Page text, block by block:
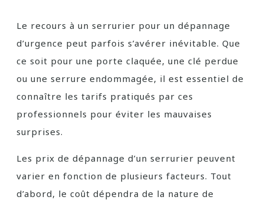
Le recours à un serrurier pour un dépannage
d’urgence peut parfois s’avérer inévitable. Que
ce soit pour une porte claquée, une clé perdue
ou une serrure endommagée, il est essentiel de
connaître les tarifs pratiqués par ces
professionnels pour éviter les mauvaises
surprises.
Les prix de dépannage d’un serrurier peuvent
varier en fonction de plusieurs facteurs. Tout
d’abord, le coût dépendra de la nature de